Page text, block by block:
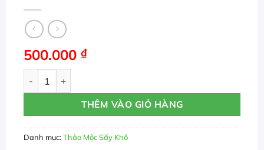
500.000 ₫
THÊM VÀO GIỎ HÀNG
Danh mục:Thảo Mộc Sấy Khô